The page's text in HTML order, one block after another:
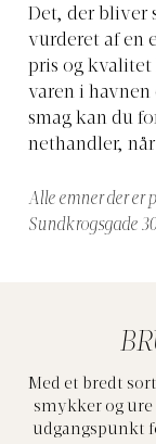
Det, der bliver
vurderet af en
pris og kvalitet
varen i
smag kan du
nethandler,
Alle emner der er
Sundkrogsgade
Med et bredt
smykker og ure
udgangspunkt